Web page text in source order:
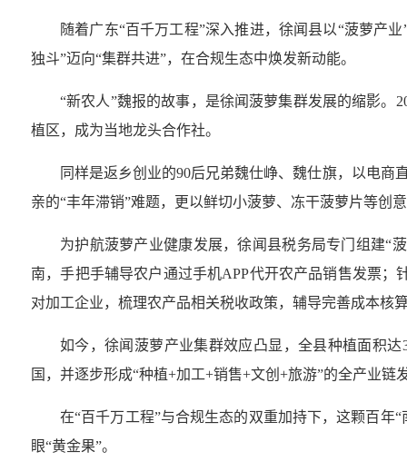
随着广东“百千万工程”深入推进，徐闻县以“菠萝产业
独斗”迈向“集群共进”，在合规生态中焕发新动能。
“新农人”魏报的故事，是徐闻菠萝集群发展的缩影。
植区，成为当地龙头合作社。
同样是返乡创业的90后兄弟魏仕峥、魏仕旗，以电商
亲的“丰年滞销”难题，更以鲜切小菠萝、冻干菠萝片等创
为护航菠萝产业健康发展，徐闻县税务局专门组建“
南，手把手辅导农户通过手机APP代开农产品销售发票；
对加工企业，梳理农产品相关税收政策，辅导完善成本核
如今，徐闻菠萝产业集群效应凸显，全县种植面积达
国，并逐步形成“种植+加工+销售+文创 +旅游”的全产业链
在“百千万工程”与合规生态的双重加持下，这颗百年“
眼“黄金果”。